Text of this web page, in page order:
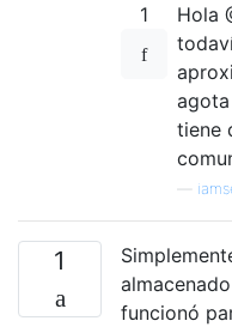
1
Hola
tiene
1
funcionó